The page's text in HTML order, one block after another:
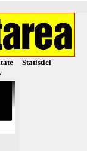
Statistici